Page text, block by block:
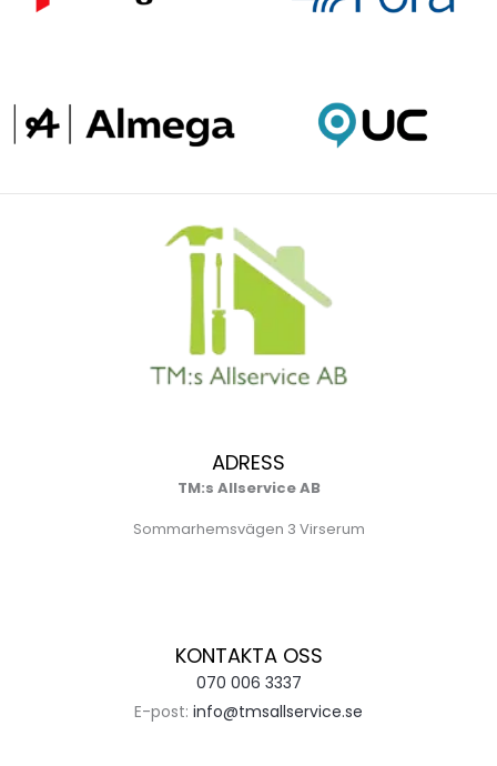
ADRESS
TM:s Allservice AB
Sommarhemsvägen 3 Virserum
KONTAKTA OSS
070 006 3337
E-post: info@tmsallservice.se